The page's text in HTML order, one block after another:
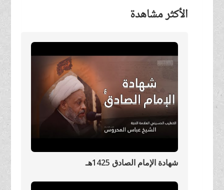
الأكثر مشاهدة
شهادة الإمام الصادق 1425هـ